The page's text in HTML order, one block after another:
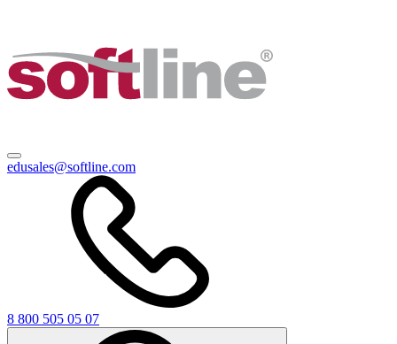
edusales@softline.com
8 800 505 05 07